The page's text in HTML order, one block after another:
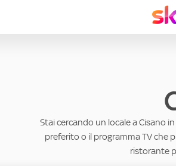
Stai cercando un locale a Cisano
preferito o il programma TV che
ristorante